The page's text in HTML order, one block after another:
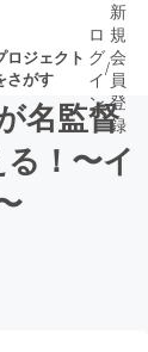
ロジェクト
さがす
プ
ロ
グ
イ
ン
/
新
規
会
員
登
録
名監督
！〜イ